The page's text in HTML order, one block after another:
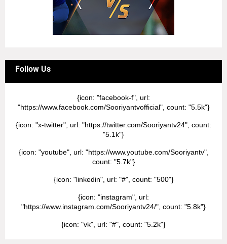
Follow Us
{icon: "facebook-f", url:
"https://www.facebook.com/Sooriyantvofficial", count: "5.5k"}
{icon: "x-twitter", url: "https://twitter.com/Sooriyantv24", count:
"5.1k"}
{icon: "youtube", url: "https://www.youtube.com/Sooriyantv",
count: "5.7k"}
{icon: "linkedin", url: "#", count: "500"}
{icon: "instagram", url:
"https://www.instagram.com/Sooriyantv24/", count: "5.8k"}
{icon: "vk", url: "#", count: "5.2k"}